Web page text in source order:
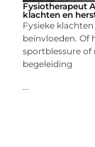
Fysiotherapeut
klachten en
Fysieke
beïnvloeden. Of
sportblessure of
begeleiding
...